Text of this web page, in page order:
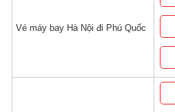
Vé máy bay Hà Nội đi Phú Quốc